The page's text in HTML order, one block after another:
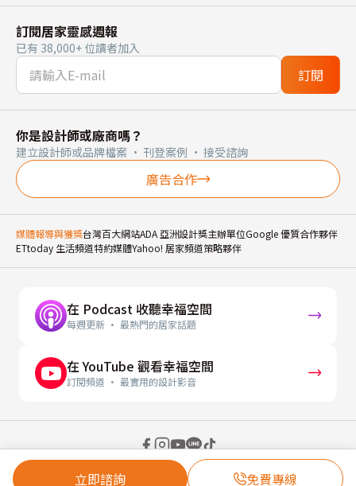
立即諮詢 免費專線
訂閱居家靈感週報
已有 38,000+ 位讀者加入
訂閱
你是設計師或廠商嗎？
建立設計師或品牌檔案 · 刊登案例 · 接受諮詢
廣告合作
媒體報導與獲獎台灣百大網站ADA 亞洲設計獎主辦單位Google 優質合作夥伴
ETtoday 生活頻道特約媒體Yahoo! 居家頻道策略夥伴
在 Podcast 收聽幸福空間
每週更新 · 最熱門的居家話題
在 YouTube 觀看幸福空間
訂閱頻道 · 最實用的設計影音
© 2026 幸福空間 Gorgeous Space Co., Ltd.